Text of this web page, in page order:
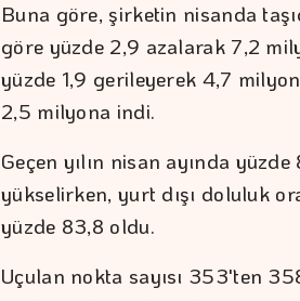
Buna göre, şirketin nisanda
göre yüzde 2,9 azalarak 7,2
yüzde 1,9 gerileyerek 4,7
2,5 milyona indi.
Geçen yılın nisan ayında
yükselirken, yurt dışı doluluk
yüzde 83,8 oldu.
Uçulan nokta sayısı 353'ten